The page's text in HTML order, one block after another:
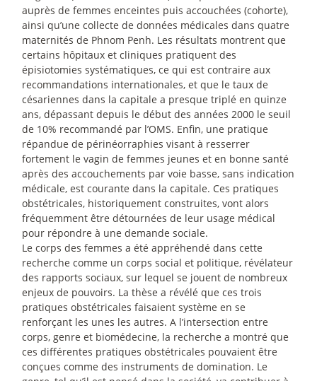
auprès de femmes enceintes puis accouchées (cohorte),
ainsi qu’une collecte de données médicales dans quatre
maternités de Phnom Penh. Les résultats montrent que
certains hôpitaux et cliniques pratiquent des
épisiotomies systématiques, ce qui est contraire aux
recommandations internationales, et que le taux de
césariennes dans la capitale a presque triplé en quinze
ans, dépassant depuis le début des années 2000 le seuil
de 10% recommandé par l’OMS. Enfin, une pratique
répandue de périnéorraphies visant à resserrer
fortement le vagin de femmes jeunes et en bonne santé
après des accouchements par voie basse, sans indication
médicale, est courante dans la capitale. Ces pratiques
obstétricales, historiquement construites, vont alors
fréquemment être détournées de leur usage médical
pour répondre à une demande sociale.
Le corps des femmes a été appréhendé dans cette
recherche comme un corps social et politique, révélateur
des rapports sociaux, sur lequel se jouent de nombreux
enjeux de pouvoirs. La thèse a révélé que ces trois
pratiques obstétricales faisaient système en se
renforçant les unes les autres. A l’intersection entre
corps, genre et biomédecine, la recherche a montré que
ces différentes pratiques obstétricales pouvaient être
conçues comme des instruments de domination. Le